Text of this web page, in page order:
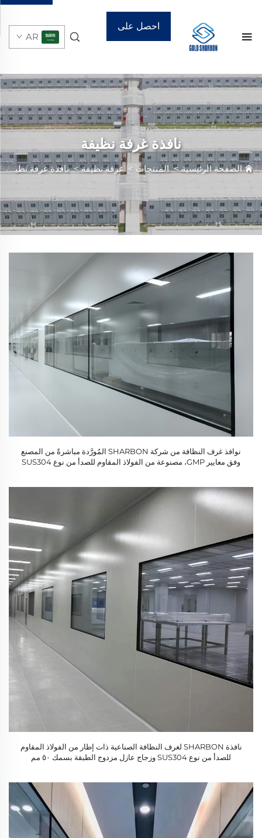
احصل على
AR
نافذة غرفة نظيفة
الصفحة الرئيسية>المنتجات > غرفة نظيفة>نافذة غرفة نظيفة
نوافذ غرف النظافة من شركة SHARBON المُورَّدة مباشرةً من المصنع
وفق معايير GMP، مصنوعة من الفولاذ المقاوم للصدأ من نوع SUS304
نافذة SHARBON لغرف النظافة الصناعية ذات إطار من الفولاذ المقاوم
للصدأ من نوع SUS304 وزجاج عازل مزدوج الطبقة بسمك ٥٠ مم